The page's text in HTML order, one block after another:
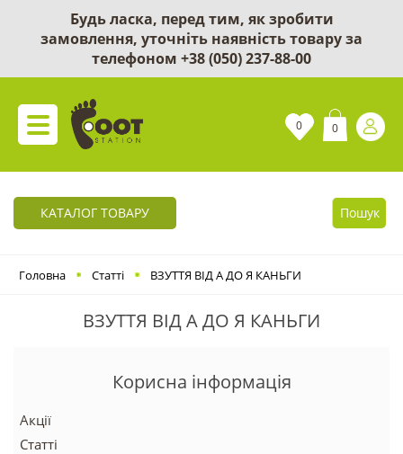
Будь ласка, перед тим, як зробити
замовлення, уточніть наявність товару за
телефоном +38 (050) 237-88-00
0 0
КАТАЛОГ ТОВАРУ Пошук
Головна Статті ВЗУТТЯ ВІД А ДО Я КАНЬГИ
ВЗУТТЯ ВІД А ДО Я КАНЬГИ
Корисна інформація
Акції
Статті